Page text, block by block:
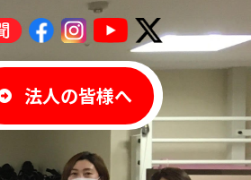
法人の皆様へ